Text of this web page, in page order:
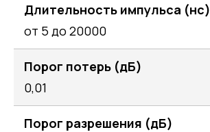
Длительность импульса (нс)
от 5 до 20000
Порог потерь (дБ)
0,01
Порог разрешения (дБ)